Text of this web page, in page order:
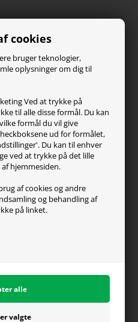
cookies
bruger teknologier,
oplysninger om dig til
Ved at trykke på
til alle disse formål. Du kan
formål du vil give
ud for formålet,
Du kan til enhver
ved at trykke på det lille
hjemmesiden.
af cookies og andre
og behandling af
på linket.